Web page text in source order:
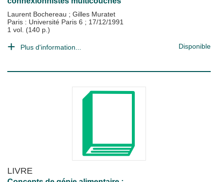
Laurent Bochereau ; Gilles Muratet
Paris : Université Paris 6 ; 17/12/1991
1 vol. (140 p.)
Plus d'information... Disponible
LIVRE